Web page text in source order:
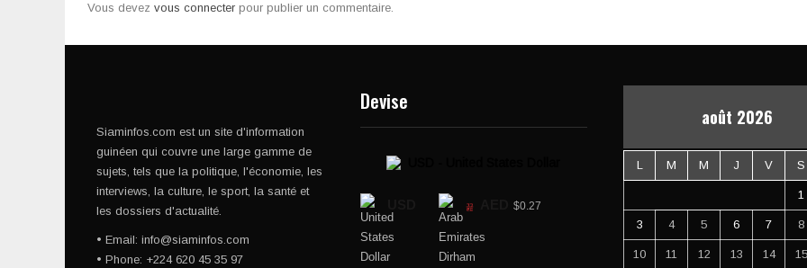
Vous devez vous connecter pour publier un commentaire.
Siaminfos.com est un site d'information
guinéen qui couvre une large gamme de
sujets, tels que la politique, l'économie, les
interviews, la culture, le sport, la santé et
les dossiers d'actualité.
• Email: info@siaminfos.com
• Phone: +224 620 45 35 97
Devise
$0.27
août 2026
L M M J V S
1
3 4 5 6 7 8
10 11 12 13 14 15